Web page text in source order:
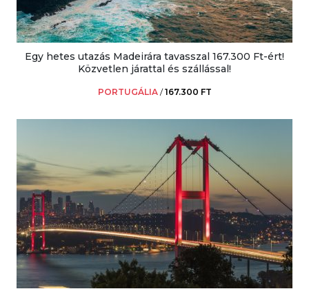
Egy hetes utazás Madeirára tavasszal 167.300 Ft-ért!
Közvetlen járattal és szállással!
PORTUGÁLIA /167.300 FT